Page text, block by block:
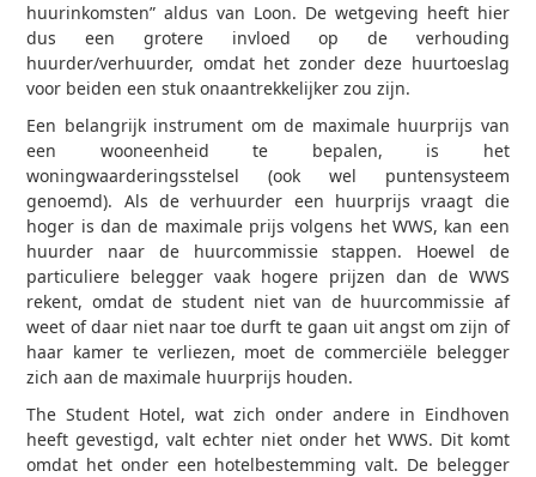
huurinkomsten” aldus van Loon. De wetgeving heeft hier
dus een grotere invloed op de verhouding
huurder/verhuurder, omdat het zonder deze huurtoeslag
voor beiden een stuk onaantrekkelijker zou zijn.
Een belangrijk instrument om de maximale huurprijs van
een wooneenheid te bepalen, is het
woningwaarderingsstelsel (ook wel puntensysteem
genoemd). Als de verhuurder een huurprijs vraagt die
hoger is dan de maximale prijs volgens het WWS, kan een
huurder naar de huurcommissie stappen. Hoewel de
particuliere belegger vaak hogere prijzen dan de WWS
rekent, omdat de student niet van de huurcommissie af
weet of daar niet naar toe durft te gaan uit angst om zijn of
haar kamer te verliezen, moet de commerciële belegger
zich aan de maximale huurprijs houden.
The Student Hotel, wat zich onder andere in Eindhoven
heeft gevestigd, valt echter niet onder het WWS. Dit komt
omdat het onder een hotelbestemming valt. De belegger